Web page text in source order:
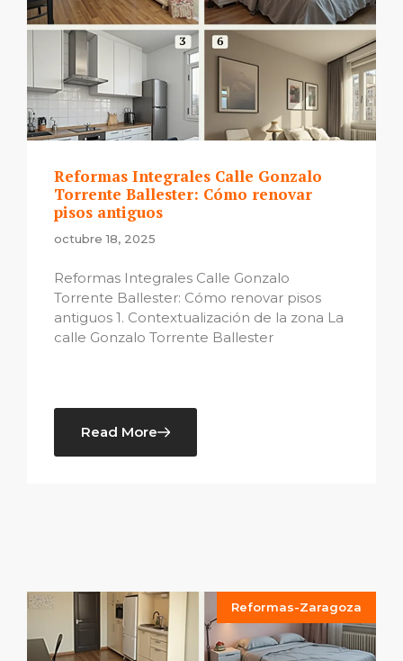
Reformas Integrales Calle Gonzalo
Torrente Ballester: Cómo renovar
pisos antiguos
octubre 18, 2025
Reformas Integrales Calle Gonzalo
Torrente Ballester: Cómo renovar pisos
antiguos 1. Contextualización de la zona La
calle Gonzalo Torrente Ballester
Read More
Reformas-Zaragoza